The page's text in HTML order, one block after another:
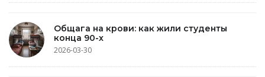
Общага на крови: как жили студенты
конца 90-х
2026-03-30